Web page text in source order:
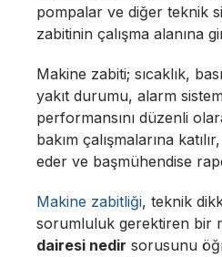
pompalar ve diğer teknik
zabitinin çalışma alanına
Makine zabiti; sıcaklık,
yakıt durumu, alarm
performansını düzenli
bakım çalışmalarına
eder ve başmühendise
Makine zabitliği, teknik
sorumluluk gerektiren bir
dairesi nedir sorusunu